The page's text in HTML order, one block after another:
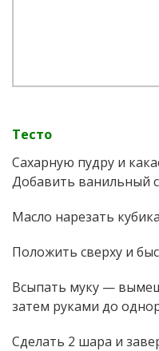
Тесто
Сахарную пудру и
Добавить ванильный
Масло нарезать
Положить сверху и
Всыпать муку —
затем руками до
Сделать 2 шара и